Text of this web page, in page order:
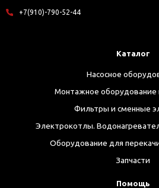
+7(910)-790-52-44
Каталог
Насосное
Монтажное оборудование
Фильтры и сменные
Электрокотлы.
Оборудование для
Запчасти
Помощь